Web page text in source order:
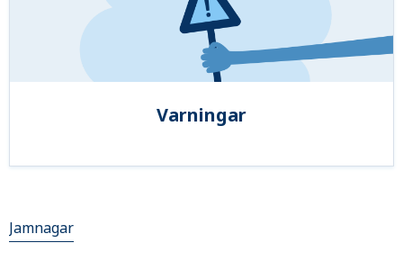
Varningar
Jamnagar